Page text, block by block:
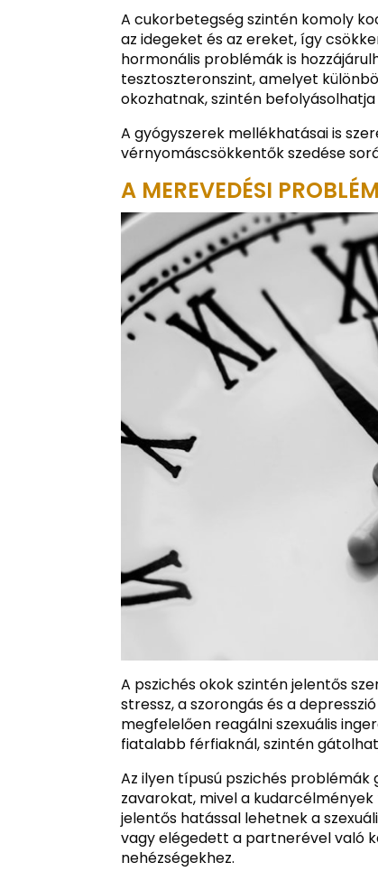
A cukorbetegség szintén komoly
az idegeket és az ereket, így
hormonális problémák is
tesztoszteronszint, amelyet
okozhatnak, szintén
A gyógyszerek mellékhatásai is
vérnyomáscsökkentők szedése
A MEREVEDÉSI
A pszichés okok szintén jelentős
stressz, a szorongás és a
megfelelően reagálni szexuális
fiatalabb férfiaknál, szintén
Az ilyen típusú pszichés
zavarokat, mivel a
jelentős hatással lehetnek a
vagy elégedett a partnerével való
nehézségekhez.